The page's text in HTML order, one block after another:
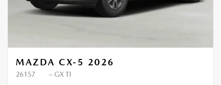
MAZDA CX-5 2026
26157 – GX TI